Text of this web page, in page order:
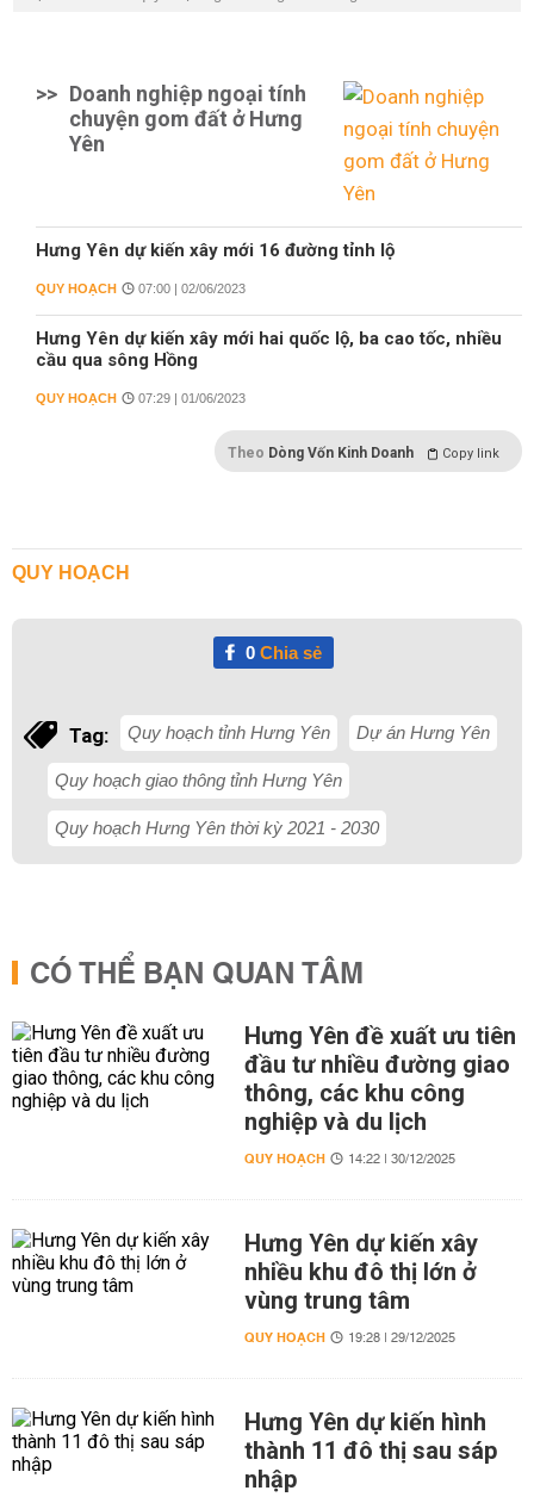
>> Doanh nghiệp ngoại tính
chuyện gom đất ở Hưng
Yên
Hưng Yên dự kiến xây mới 16 đường tỉnh lộ
QUY HOẠCH 07:00 | 02/06/2023
Hưng Yên dự kiến xây mới hai quốc lộ, ba cao tốc, nhiều
cầu qua sông Hồng
QUY HOẠCH 07:29 | 01/06/2023
Theo Dòng Vốn Kinh Doanh Copy link
QUY HOẠCH
0Chia sẻ
Tag: Quy hoạch tỉnh Hưng Yên Dự án Hưng Yên
Quy hoạch giao thông tỉnh Hưng Yên
Quy hoạch Hưng Yên thời kỳ 2021 - 2030
CÓ THỂ BẠN QUAN TÂM
Hưng Yên đề xuất ưu tiên
đầu tư nhiều đường giao
thông, các khu công
nghiệp và du lịch
QUY HOẠCH 14:22 | 30/12/2025
Hưng Yên dự kiến xây
nhiều khu đô thị lớn ở
vùng trung tâm
QUY HOẠCH 19:28 | 29/12/2025
Hưng Yên dự kiến hình
thành 11 đô thị sau sáp
nhập